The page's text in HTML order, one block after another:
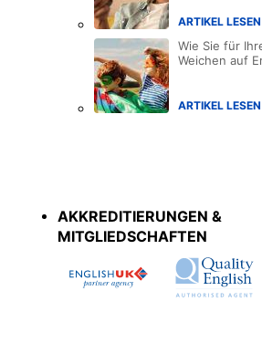
ARTIKEL LESEN
Wie Sie für
Weichen auf
ARTIKEL LESEN
AKKREDITIERUNGEN &
MITGLIEDSCHAFTEN